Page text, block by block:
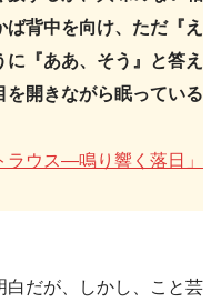
背中を向け、ただ『え
『ああ、そう』と答え
を開きながら眠っている
ラウス—鳴り響く落日」
白だが、しかし、こと芸